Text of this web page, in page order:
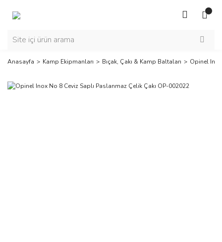
Anasayfa Kamp Ekipmanları Bıçak, Çakı & Kamp Baltaları Opinel